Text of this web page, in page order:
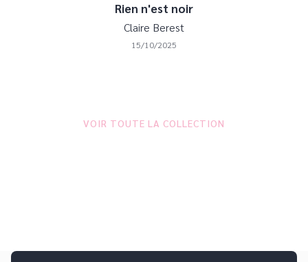
Rien n'est noir
Claire Berest
15/10/2025
VOIR TOUTE LA COLLECTION